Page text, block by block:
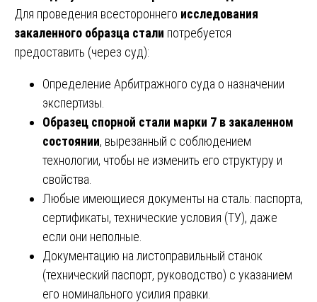
Для проведения всестороннего исследования
закаленного образца стали потребуется
предоставить (через суд):
Определение Арбитражного суда о назначении
экспертизы.
Образец спорной стали марки 7 в закаленном
состоянии, вырезанный с соблюдением
технологии, чтобы не изменить его структуру и
свойства.
Любые имеющиеся документы на сталь: паспорта,
сертификаты, технические условия (ТУ), даже
если они неполные.
Документацию на листоправильный станок
(технический паспорт, руководство) с указанием
его номинального усилия правки.